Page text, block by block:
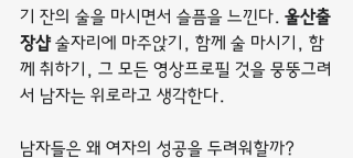
기 잔의 술을 마시면서 슬픔을 느낀다. 울산출
장샵 술자리에 마주앉기, 함께 술 마시기, 함
께 취하기, 그 모든 영상프로필 것을 뭉뚱그려
서 남자는 위로라고 생각한다.
남자들은 왜 여자의 성공을 두려워할까?